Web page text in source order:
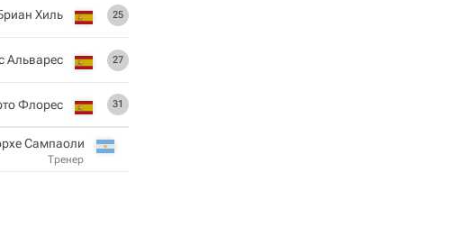
25
Хиль
27
Альварес
31
Флорес
Сампаоли
Тренер